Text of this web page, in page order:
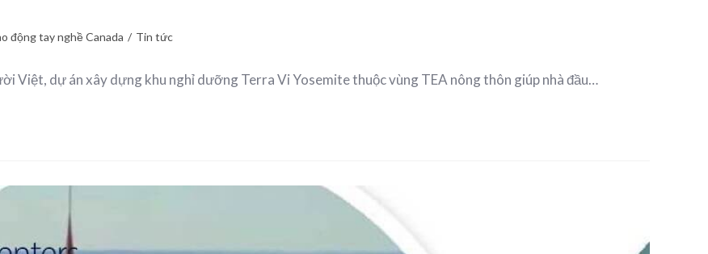
động tay nghề Canada / Tin tức
Việt, dự án xây dựng khu nghỉ dưỡng Terra Vi Yosemite thuộc vùng TEA nông thôn giúp nhà đầu…